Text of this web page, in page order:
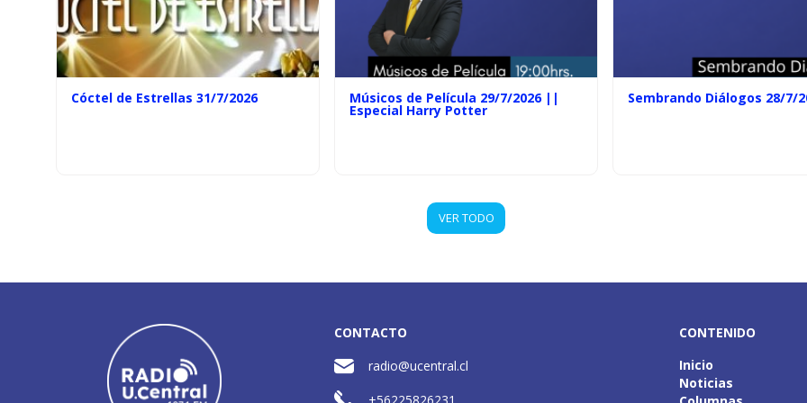
Cóctel de Estrellas 31/7/2026 Músicos de Película 29/7/2026 ||
Especial Harry Potter
Sembrando Diálogos 28/7/
VER TODO
CONTACTO
radio@ucentral.cl
CONTENIDO
Inicio
Noticias